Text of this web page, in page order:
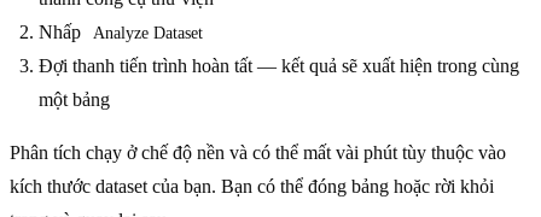
Nhấp
Analyze Dataset
Đợi thanh tiến trình hoàn tất — kết quả sẽ xuất hiện trong cùng
một bảng
Phân tích chạy ở chế độ nền và có thể mất vài phút tùy thuộc vào
kích thước dataset của bạn. Bạn có thể đóng bảng hoặc rời khỏi